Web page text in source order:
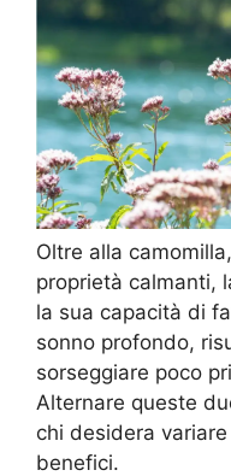
Oltre alla
proprietà calmanti,
la sua capacità di
sonno profondo,
sorseggiare poco
Alternare queste
chi desidera
benefici.